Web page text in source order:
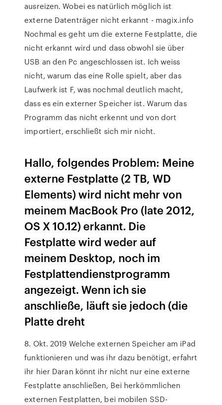
ausreizen. Wobei es natürlich möglich ist
externe Datenträger nicht erkannt - magix.info
Nochmal es geht um die externe Festplatte, die
nicht erkannt wird und dass obwohl sie über
USB an den Pc angeschlossen ist. Ich weiss
nicht, warum das eine Rolle spielt, aber das
Laufwerk ist F, was nochmal deutlich macht,
dass es ein externer Speicher ist. Warum das
Programm das nicht erkennt und von dort
importiert, erschließt sich mir nicht.
Hallo, folgendes Problem: Meine
externe Festplatte (2 TB, WD
Elements) wird nicht mehr von
meinem MacBook Pro (late 2012,
OS X 10.12) erkannt. Die
Festplatte wird weder auf
meinem Desktop, noch im
Festplattendienstprogramm
angezeigt. Wenn ich sie
anschließe, läuft sie jedoch (die
Platte dreht
8. Okt. 2019 Welche externen Speicher am iPad
funktionieren und was ihr dazu benötigt, erfahrt
ihr hier Daran könnt ihr nicht nur eine externe
Festplatte anschließen, Bei herkömmlichen
externen Festplatten, bei mobilen SSD-